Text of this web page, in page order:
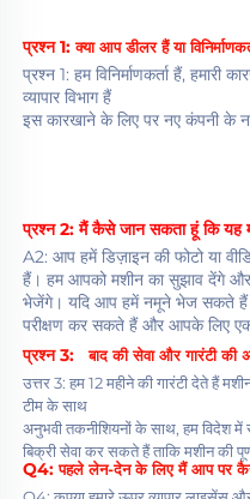
प्रश्न 1: क्या आप डीलर हैं या
प्रश्न 1: हम विनिर्माणकर्ता हैं, हमारी
व्यापार विभाग हैं
इस कारखाने के लिए पर नए कंपनी के
प्रश्न 2: मैं कैसे जान सकता हूं कि यह
A2: आप हमें डिज़ाइन की फोटो या
हैं। हम आपको मशीन का सुझाव देंगे
भेजेंगे। यदि आप हमें नमूने भेज सकते हैं
परीक्षण कर सकते हैं और आपके लिए एक
प्रश्न 3:
उत्तर 3: हम 12 महीने की गारंटी देते हैं
टीम के साथ
अनुभवी तकनीशियनों के साथ, हम विदेश
बिक्री सेवा कर सकते हैं ताकि मशीन की
Q4: पहले लेन-देन के लिए मैं आप पर